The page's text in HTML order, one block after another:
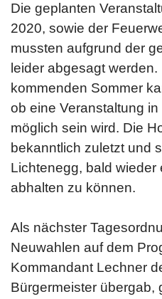
Die geplanten
2020, sowie der
mussten aufgrund der
leider abgesagt
kommenden Sommer
ob eine Veranstaltung
möglich sein wird. Die
bekanntlich zuletzt und
Lichtenegg, bald wieder
abhalten zu können.
Als nächster
Neuwahlen auf dem
Kommandant Lechner
Bürgermeister übergab,